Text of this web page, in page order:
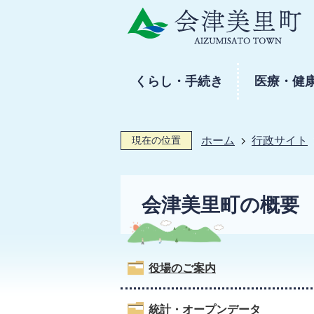
くらし・手続き 医療・健
現在の位置 ホーム 行政サイト
会津美里町の概要
役場のご案内
統計・オープンデータ